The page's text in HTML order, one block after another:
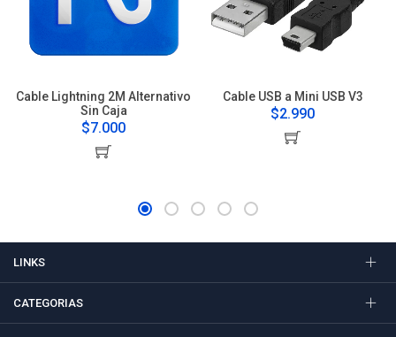
Cable Lightning 2M Alternativo
Sin Caja
$7.000
Cable USB a Mini USB V3
$2.990
LINKS
CATEGORIAS